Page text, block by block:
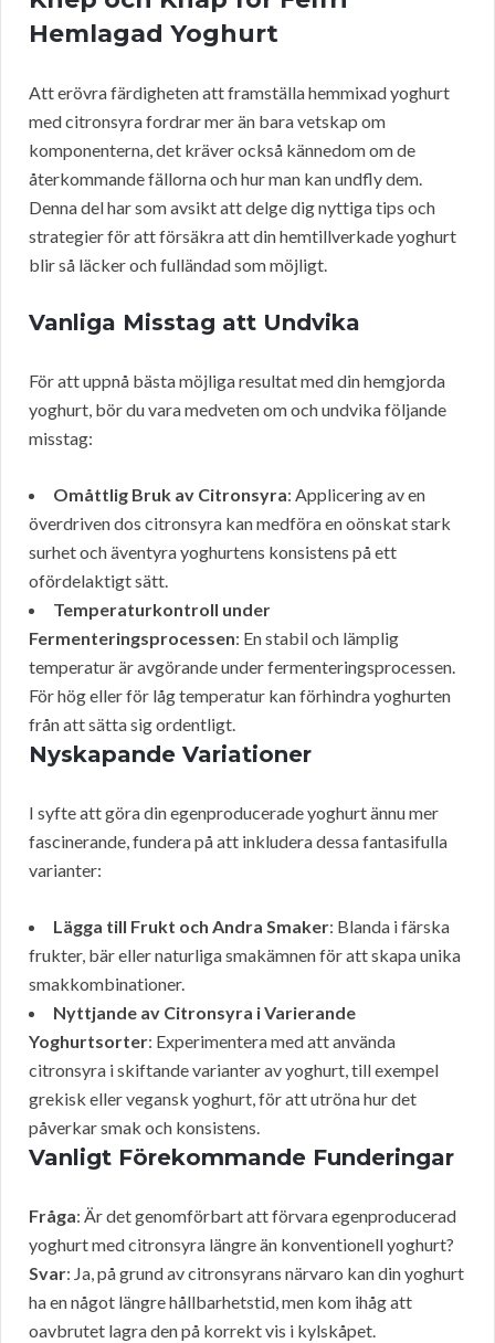
Hemlagad Yoghurt
Att erövra färdigheten att framställa hemmixad yoghurt
med citronsyra fordrar mer än bara vetskap om
komponenterna, det kräver också kännedom om de
återkommande fällorna och hur man kan undfly dem.
Denna del har som avsikt att delge dig nyttiga tips och
strategier för att försäkra att din hemtillverkade yoghurt
blir så läcker och fulländad som möjligt.
Vanliga Misstag att Undvika
För att uppnå bästa möjliga resultat med din hemgjorda
yoghurt, bör du vara medveten om och undvika följande
misstag:
Omåttlig Bruk av Citronsyra: Applicering av en
överdriven dos citronsyra kan medföra en oönskat stark
surhet och äventyra yoghurtens konsistens på ett
ofördelaktigt sätt.
Temperaturkontroll under
Fermenteringsprocessen: En stabil och lämplig
temperatur är avgörande under fermenteringsprocessen.
För hög eller för låg temperatur kan förhindra yoghurten
från att sätta sig ordentligt.
Nyskapande Variationer
I syfte att göra din egenproducerade yoghurt ännu mer
fascinerande, fundera på att inkludera dessa fantasifulla
varianter:
Lägga till Frukt och Andra Smaker: Blanda i färska
frukter, bär eller naturliga smakämnen för att skapa unika
smakkombinationer.
Nyttjande av Citronsyra i Varierande
Yoghurtsorter: Experimentera med att använda
citronsyra i skiftande varianter av yoghurt, till exempel
grekisk eller vegansk yoghurt, för att utröna hur det
påverkar smak och konsistens.
Vanligt Förekommande Funderingar
Fråga: Är det genomförbart att förvara egenproducerad
yoghurt med citronsyra längre än konventionell yoghurt?
Svar: Ja, på grund av citronsyrans närvaro kan din yoghurt
ha en något längre hållbarhetstid, men kom ihåg att
oavbrutet lagra den på korrekt vis i kylskåpet.